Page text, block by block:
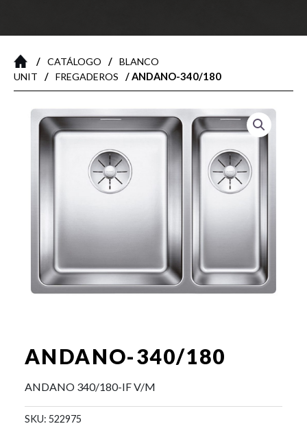
/ CATÁLOGO / BLANCO
UNIT
/ FREGADEROS / ANDANO-340/180
ANDANO-340/180
ANDANO 340/180-IF V/M
SKU: 522975